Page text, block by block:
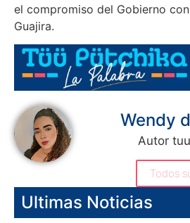
el compromiso del Gobierno
Guajira.
Wendy
Autor
Todos
Ultimas Noticias